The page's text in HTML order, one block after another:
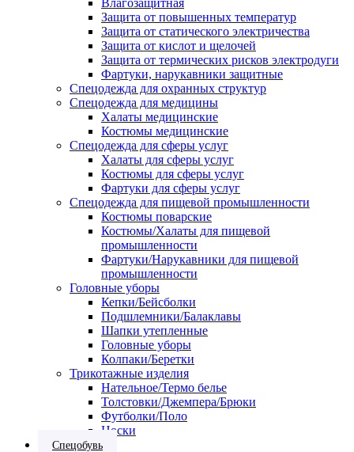
Защита от повышенных температур
Защита от статического электричества
Защита от кислот и щелочей
Защита от термических рисков электродуги
Фартуки, нарукавники защитные
Спецодежда для охранных структур
Спецодежда для медицины
Халаты медицинские
Костюмы медицинские
Спецодежда для сферы услуг
Халаты для сферы услуг
Костюмы для сферы услуг
Фартуки для сферы услуг
Спецодежда для пищевой промышленности
Костюмы поварские
Костюмы/Халаты для пищевой
промышленности
Фартуки/Нарукавники для пищевой
промышленности
Головные уборы
Кепки/Бейсболки
Подшлемники/Балаклавы
Шапки утепленные
Головные уборы
Колпаки/Беретки
Трикотажные изделия
Нательное/Термо белье
Толстовки/Джемпера/Брюки
Футболки/Поло
Носки
Спецобувь